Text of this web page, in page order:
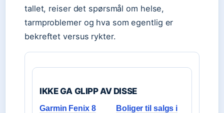
tallet, reiser det spørsmål om helse,
tarmproblemer og hva som egentlig er
bekreftet versus rykter.
IKKE GA GLIPP AV DISSE
Garmin Fenix 8
Boliger til salgs i